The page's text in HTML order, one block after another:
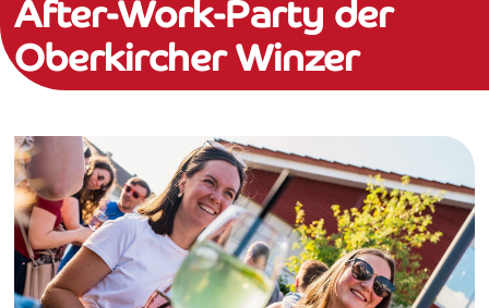
After-Work-Party der
Oberkircher Winzer